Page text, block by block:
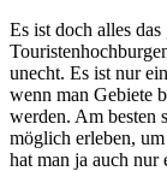
Es ist doch alles
unecht. Es ist nur
wenn man Gebiete
werden. Am besten
möglich erleben,
hat man ja auch nur